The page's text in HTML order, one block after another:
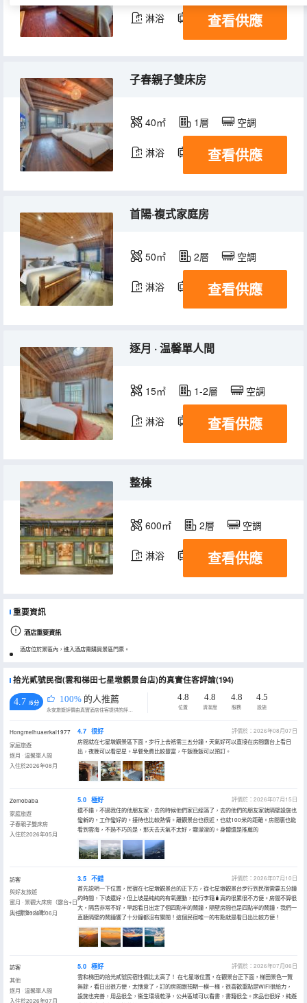
淋浴 電視機 冰箱
查看供應
子春親子雙床房
40㎡ 1層 空調
淋浴 電視機 冰箱
查看供應
首陽·複式家庭房
50㎡ 2層 空調
淋浴 電視機 冰箱
查看供應
逐月 · 温馨單人間
15㎡ 1-2層 空調
淋浴 電視機 冰箱
查看供應
整棟
600㎡ 2層 空調
淋浴 電視機 冰箱
查看供應
重要資訊
酒店重要資訊
酒店位於景區內，進入酒店需購買景區門票。
拾光貳號民宿(雲和梯田七星墩觀景台店)的真實住客評論(194)
4.7 /5分 100% 的人推薦
永安旅遊評價由真實酒店住客提供的評價。
4.8
位置
4.8
清潔度
4.8
服務
4.5
設施
Hongmeihuaerkai1977
家庭旅遊
逐月 · 温馨單人間
入住於2026年08月
4.7 很好
評價於：2026年08月07日
房間就在七星墩觀景區下面，步行上去衹需三五分鐘，天氣好可以直接在房間露台上看日
出，夜晚可以看星星。早餐免費比較豐富，午飯晚飯可以預訂。
Zemobaba
家庭旅遊
子春親子雙床房
入住於2026年05月
5.0 極好
評價於：2026年07月15日
還不錯，不過我住的他朋友家，去的時候他們家已經滿了，去的他們的朋友家就隔壁設施也
蠻新的，工作蠻好的。接待也比較熱情。離觀景台也很近，也就100米的距離。房間裏也能
看到雲海，不過不巧的是，那天去天氣不太好，霧濛濛的。身體還是推薦的
訪客
與好友旅遊
蜜月 · 景觀大床房（露台+日
出+雲海+山景）
入住於2026年06月
3.5 不錯
評價於：2026年07月10日
首先説明一下位置，民宿在七星墩觀景台的正下方，從七星墩觀景台步行到民宿需要五分鐘
的時間，下坡還好，但上坡是純純的有氧運動，拉行李箱🧳真的很累很不方便。房間不算很
大，隔音非常不好，早起看日出定了個四點半的鬧鐘，隔壁房間也是四點半的鬧鐘，我們一
直聽隔壁的鬧鐘響了十分鐘都沒有關閉！這個民宿唯一的有點就是看日出比較方便！
訪客
其他
逐月 · 温馨單人間
入住於2026年07月
5.0 極好
評價於：2026年07月06日
雲和梯田的拾光貳號民宿性價比太高了！ 在七星墩位置，在觀景台正下面，梯田景色一覽
無餘，看日出很方便，太愜意了，訂的房間跟預期一模一樣，很喜歡重點是WiFi很給力，
設施也完善，用品很全，衞生環境乾淨，公共區域可以看書，書籍很全。床品也很好，純遊